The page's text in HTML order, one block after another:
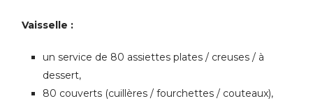
Vaisselle :
un service de 80 assiettes plates / creuses / à
dessert,
80 couverts (cuillères / fourchettes / couteaux),